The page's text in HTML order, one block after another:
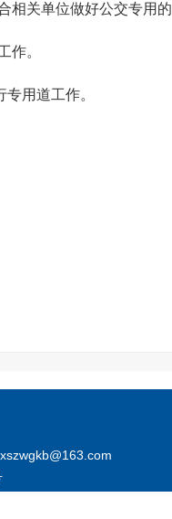
相关单位做好公交专用的
作。
用道工作。